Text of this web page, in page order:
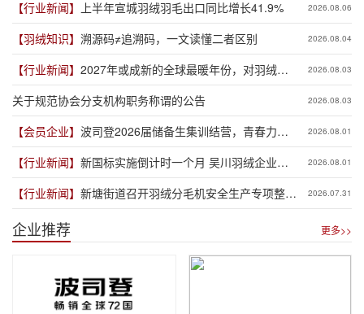
【行业新闻】 上半年宣城羽绒羽毛出口同比增长41.9% 2026.08.06
【羽绒知识】 溯源码≠追溯码，一文读懂二者区别 2026.08.04
【行业新闻】 2027年或成新的全球最暖年份，对羽绒产
业有何影响？
2026.08.03
关于规范协会分支机构职务称谓的公告 2026.08.03
【会员企业】 波司登2026届储备生集训结营，青春力量
赋能品牌新程
2026.08.01
【行业新闻】 新国标实施倒计时一个月 吴川羽绒企业集
体“抢跑”新规
2026.08.01
【行业新闻】 新塘街道召开羽绒分毛机安全生产专项整治
推进会
2026.07.31
企业推荐 更多>>